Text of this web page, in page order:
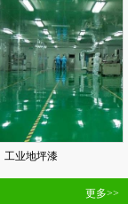
工业地坪漆
更多>>